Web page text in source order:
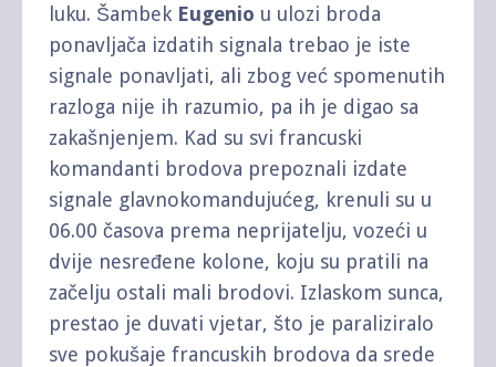
luku. Šambek Eugenio u ulozi broda
ponavljača izdatih signala trebao je iste
signale ponavljati, ali zbog već spomenutih
razloga nije ih razumio, pa ih je digao sa
zakašnjenjem. Kad su svi francuski
komandanti brodova prepoznali izdate
signale glavnokomandujućeg, krenuli su u
06.00 časova prema neprijatelju, vozeći u
dvije nesređene kolone, koju su pratili na
začelju ostali mali brodovi. Izlaskom sunca,
prestao je duvati vjetar, što je paraliziralo
sve pokušaje francuskih brodova da srede